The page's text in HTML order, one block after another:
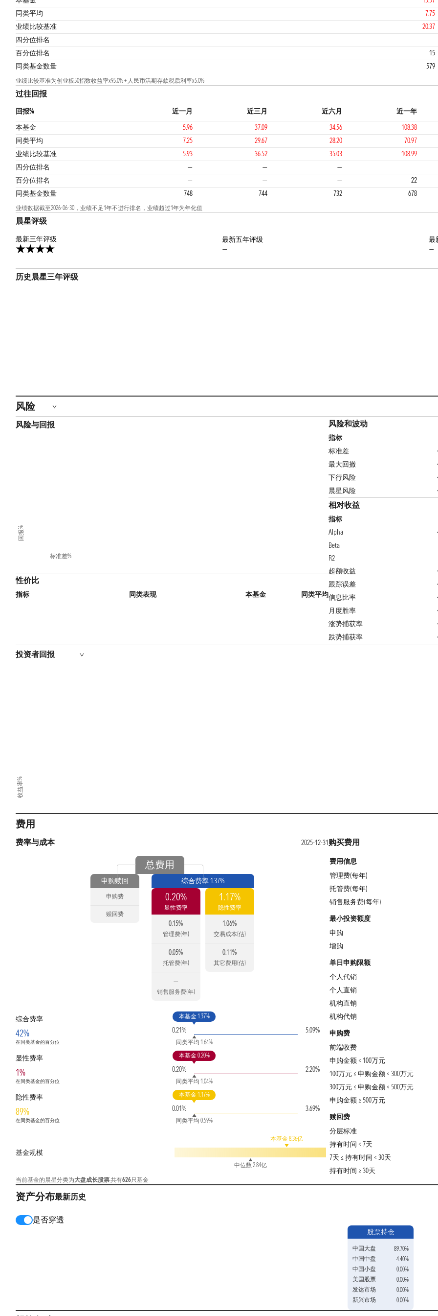
同类平均
7.75
业绩比较基准
20.37
四分位排名
1 1
百分位排名 15
同类基金数量
579
业绩比较基准为创业板50指数收益率x95.0% + 人民币活期存款税后利率x5.0%
过往回报
回报% 近一月 近三月 近六月 近一年
本基金
5.96 37.09 34.56 108.38
同类平均
7.25 29.67 28.20 70.97
业绩比较基准
5.93 36.52 35.03 108.99
四分位排名
— — —
1 1
百分位排名 — — — 22
同类基金数量
748 744 732 678
业绩数据截至2026-06-30，业绩不足1年不进行排名，业绩超过1年为年化值
晨星评级
最新三年评级
最新五年评级
—
最
—
历史晨星三年评级
风险
风险与回报
标准差%
回报%
性价比
指标 同类表现 本基金 同类平均
风险和波动
指标
标准差
最大回撤
下行风险
晨星风险
相对收益
指标
Alpha
Beta
R2
超额收益
跟踪误差
信息比率
月度胜率
涨势捕获率
跌势捕获率
投资者回报
收益率%
费用
费率与成本 2025-12-31
总费用
申购赎回
申购费
赎回费
综合费率 1.37%
0.20%
显性费率
0.15%
管理费(年)
0.05%
托管费(年)
—
销售服务费(年)
1.17%
隐性费率
1.06%
交易成本(估)
0.11%
其它费用(估)
综合费率
42%
在同类基金的百分位
0.21%
本基金 1.37%
同类平均 1.64%
5.09%
显性费率
1%
在同类基金的百分位
0.20%
本基金 0.20%
同类平均 1.04%
2.20%
隐性费率
89%
在同类基金的百分位
0.01%
本基金 1.17%
同类平均 0.59%
3.69%
基金规模
本基金 8.36亿
中位数 2.84亿
当前基金的晨星分类为大盘成长股票共有626只基金
购买费用
费用信息
管理费(每年)
托管费(每年)
销售服务费(每年)
最小投资额度
申购
增购
单日申购限额
个人代销
个人直销
机构直销
机构代销
申购费
前端收费
申购金额 < 100万元
100万元 ≤ 申购金额 < 300万元
300万元 ≤ 申购金额 < 500万元
申购金额 ≥ 500万元
赎回费
分层标准
持有时间 < 7天
7天 ≤ 持有时间 < 30天
持有时间 ≥ 30天
资产分布最新历史
是否穿透
股票持仓
中国大盘
89.70%
中国中盘
4.40%
中国小盘
0.00%
美国股票
0.00%
发达市场
0.00%
新兴市场
0.00%